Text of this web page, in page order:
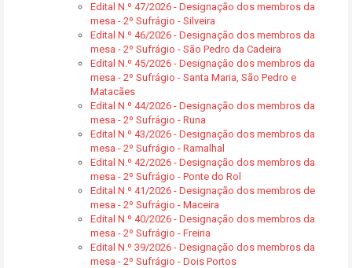
Edital N.º 47/2026 - Designação dos membros da
mesa - 2º Sufrágio - Silveira
Edital N.º 46/2026 - Designação dos membros da
mesa - 2º Sufrágio - São Pedro da Cadeira
Edital N.º 45/2026 - Designação dos membros da
mesa - 2º Sufrágio - Santa Maria, São Pedro e
Matacães
Edital N.º 44/2026 - Designação dos membros da
mesa - 2º Sufrágio - Runa
Edital N.º 43/2026 - Designação dos membros da
mesa - 2º Sufrágio - Ramalhal
Edital N.º 42/2026 - Designação dos membros da
mesa - 2º Sufrágio - Ponte do Rol
Edital N.º 41/2026 - Designação dos membros de
mesa - 2º Sufrágio - Maceira
Edital N.º 40/2026 - Designação dos membros da
mesa - 2º Sufrágio - Freiria
Edital N.º 39/2026 - Designação dos membros da
mesa - 2º Sufrágio - Dois Portos